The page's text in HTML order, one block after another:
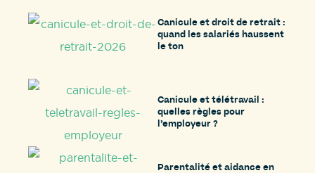
Canicule et droit de retrait :
quand les salariés haussent
le ton
Canicule et télétravail :
quelles règles pour
l’employeur ?
Parentalité et aidance en